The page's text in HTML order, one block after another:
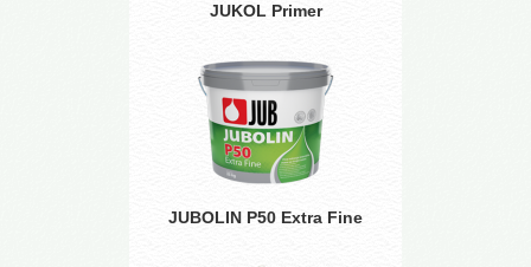
JUKOL Primer
JUBOLIN P50 Extra Fine